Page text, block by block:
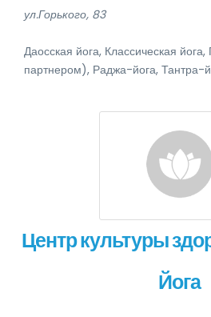
ул.Горького, 83
Даосская йога, Классическая
партнером), Раджа-йога, Тантра-
Центр культуры
Йога